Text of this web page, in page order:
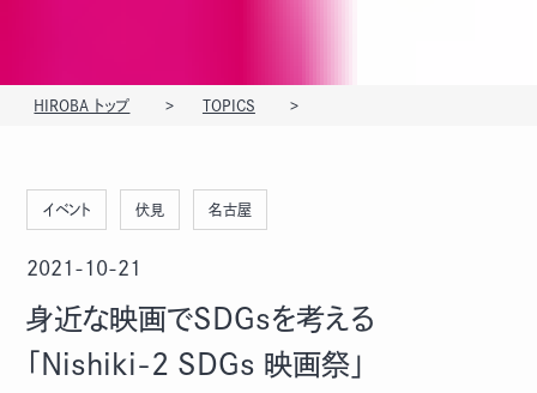
HIROBA トップ TOPICS
イベント 伏見 名古屋
2021-10-21
身近な映画でSDGsを考える
「Nishiki-2 SDGs 映画祭」